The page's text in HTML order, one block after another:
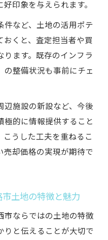
印象を与えられます。
件など、土地の活用ポテ
おくと、査定担当者や買
ます。既存のインフラ
の整備状況も事前にチェ
辺施設の新設など、今後
極的に情報提供すること
うした工夫を重ねるこ
売却価格の実現が期待で
土地の特徴と魅力
市ならではの土地の特徴
りと伝えることが大切で